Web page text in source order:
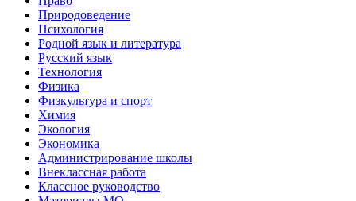
Природоведение
Психология
Родной язык и литература
Русский язык
Технология
Физика
Физкультура и спорт
Химия
Экология
Экономика
Администрирование школы
Внеклассная работа
Классное руководство